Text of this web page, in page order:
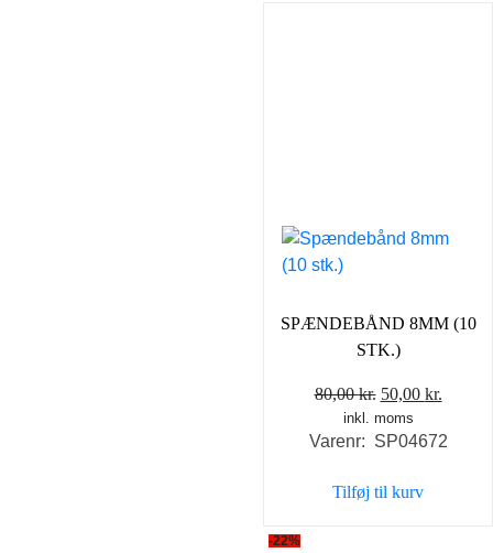
SPÆNDEBÅND 8MM (10
STK.)
80,00kr. Den
oprindelige
pris
80,00 kr..
50,00 kr.
pris
inkl. moms
Varenr: SP04672
Tilføj til kurv
-22%